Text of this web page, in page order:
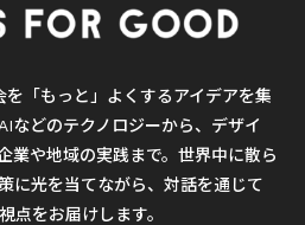
を「もっと」よくするアイデアを集
などのテクノロジーから、デザイ
業や地域の実践まで。世界中に散ら
に光を当てながら、対話を通じて
点をお届けします。